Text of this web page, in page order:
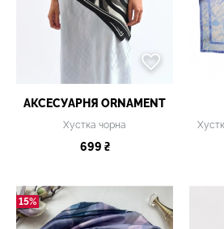
АКСЕСУАРНЯ ОRNAMENT
Хустка чорна
699 ₴
15%